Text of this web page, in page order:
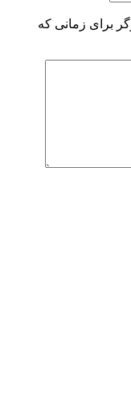
برای زمانی که